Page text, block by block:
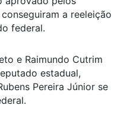
a reeleição
federal.
e Raimundo Cutrim
estadual,
Pereira Júnior se